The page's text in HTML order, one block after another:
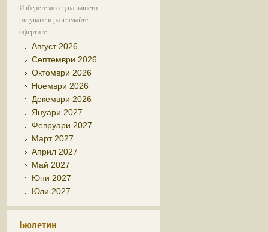
Изберете месец на вашето
пътуване и разгледайте
офертите
Август 2026
Септември 2026
Октомври 2026
Ноември 2026
Декември 2026
Януари 2027
Февруари 2027
Март 2027
Април 2027
Май 2027
Юни 2027
Юли 2027
Бюлетин